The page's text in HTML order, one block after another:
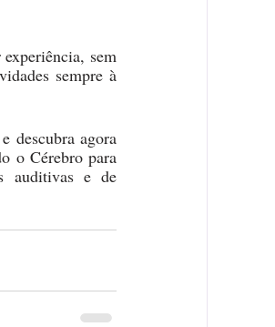
sem
sempre à
descubra agora
o Cérebro para
auditivas e de